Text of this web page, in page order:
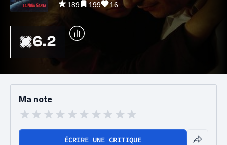
189 199 16
6.2
Ma note
ÉCRIRE UNE CRITIQUE